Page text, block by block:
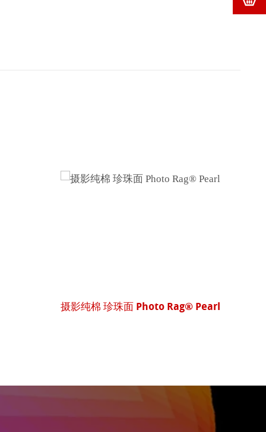
签字笔双支套装